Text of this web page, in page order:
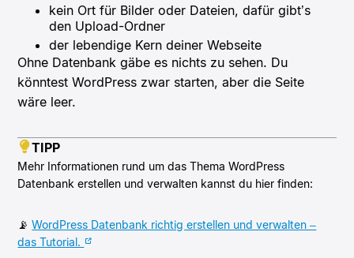
kein Ort für Bilder oder Dateien, dafür gibt’s
den Upload-Ordner
der lebendige Kern deiner Webseite
Ohne Datenbank gäbe es nichts zu sehen. Du
könntest WordPress zwar starten, aber die Seite
wäre leer.
TIPP
Mehr Informationen rund um das Thema WordPress
Datenbank erstellen und verwalten kannst du hier finden:
📡WordPress Datenbank richtig erstellen und verwalten –
das Tutorial.